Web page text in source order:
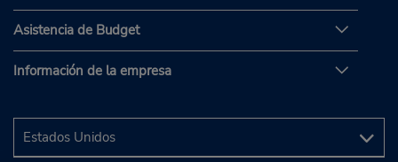
Asistencia de Budget
Información de la empresa